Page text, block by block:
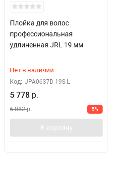
Плойка для волос
профессиональная
удлиненная JRL 19 мм
Нет в наличии
Код: JPA0637D-19S-L
5 778 р.
6 082 р. 5%
В корзину